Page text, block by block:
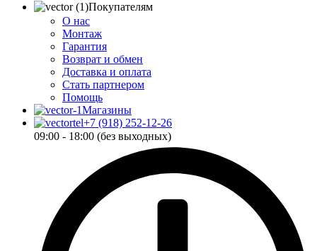
Покупателям
О нас
Монтаж
Гарантия
Возврат и обмен
Доставка и оплата
Стать партнером
Помощь
Магазины
+7 (918) 252-12-26
09:00 - 18:00 (без выходных)